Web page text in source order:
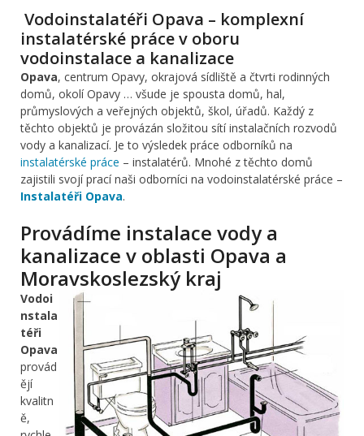
Vodoinstalatéři Opava – komplexní
instalatérské práce v oboru
vodoinstalace a kanalizace
Opava, centrum Opavy, okrajová sídliště a čtvrti rodinných
domů, okolí Opavy … všude je spousta domů, hal,
průmyslových a veřejných objektů, škol, úřadů. Každý z
těchto objektů je provázán složitou sítí instalačních rozvodů
vody a kanalizací. Je to výsledek práce odborníků na
instalatérské práce – instalatérů. Mnohé z těchto domů
zajistili svojí prací naši odborníci na vodoinstalatérské práce –
Instalatéři Opava.
Provádíme instalace vody a
kanalizace v oblasti Opava a
Moravskoslezský kraj
Vodoi
nstala
téři
Opava
provád
ějí
kvalitn
ě,